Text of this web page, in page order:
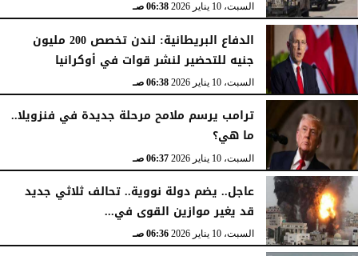
السبت، 10 يناير 2026 06:38 صـ
الدفاع البريطانية: لندن تخصص 200 مليون
جنيه للتحضير لنشر قوات في أوكرانيا
السبت، 10 يناير 2026 06:38 صـ
ترامب يرسم ملامح مرحلة جديدة في فنزويلا..
ما هي؟
السبت، 10 يناير 2026 06:37 صـ
عاجل.. يضم دولة نووية.. تحالف ثلاثي جديد
قد يغير موازين القوى في...
السبت، 10 يناير 2026 06:36 صـ